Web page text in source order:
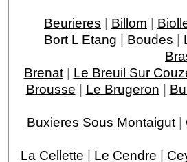
Beurieres | Billom |
Bort L Etang | Boudes |
Brenat| Le Breuil Sur
Brousse | Le Brugeron |
Buxieres Sous Montaigut|
La Cellette | Le Cendre |